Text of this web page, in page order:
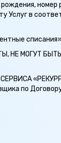
номер
Услуг в
списания»
НЕ МОГУТ
по